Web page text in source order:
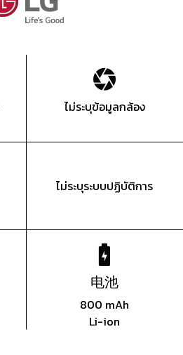
ไม่ระบุข้อมูลกล้อง
ไม่ระบุระบบปฏิบัติการ
电池
800 mAh
Li-ion